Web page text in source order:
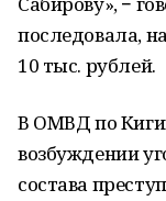
последовала,
10 тыс. рублей.
В ОМВД по
возбуждении
состава